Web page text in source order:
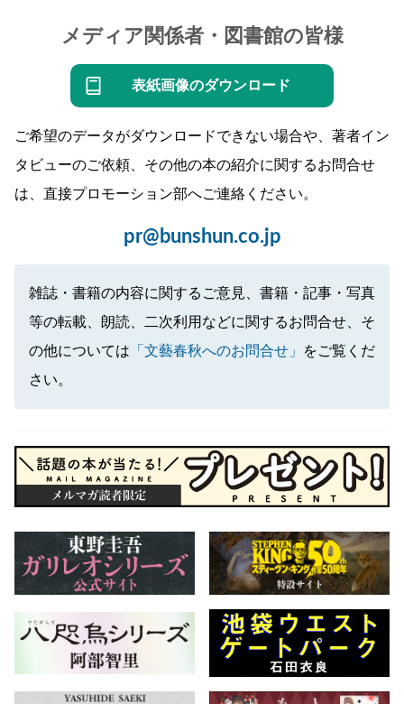
メディア関係者・図書館の皆様
表紙画像のダウンロード
ご希望のデータがダウンロードできない場合や、著者イン
タビューのご依頼、その他の本の紹介に関するお問合せ
は、直接プロモーション部へご連絡ください。
pr@bunshun.co.jp
雑誌・書籍の内容に関するご意見、書籍・記事・写真
等の転載、朗読、二次利用などに関するお問合せ、そ
の他については 「文藝春秋へのお問合せ」
をご覧くだ
さい。